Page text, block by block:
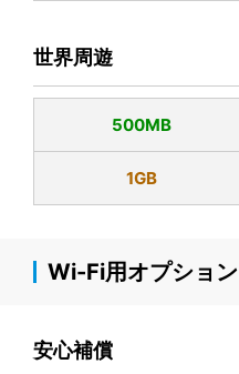
世界周遊
500MB
1GB
Wi-Fi用オプション
安心補償